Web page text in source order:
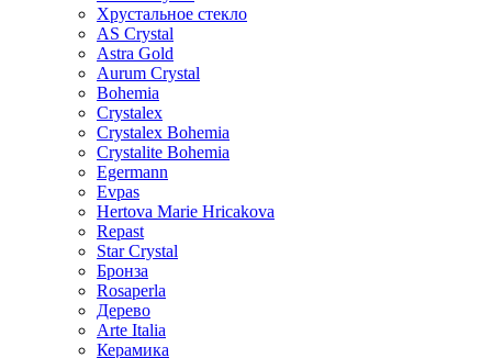
Хрустальное стекло
AS Crystal
Astra Gold
Aurum Crystal
Bohemia
Crystalex
Crystalex Bohemia
Crystalite Bohemia
Egermann
Evpas
Hertova Marie Hricakova
Repast
Star Crystal
Бронза
Rosaperla
Дерево
Arte Italia
Керамика